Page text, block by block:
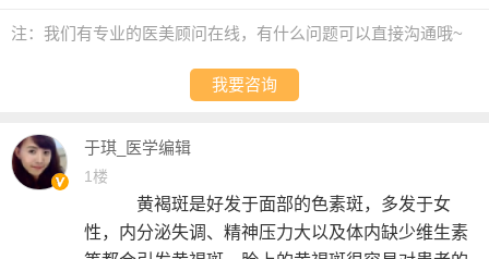
注：我们有专业的医美顾问在线，有什么问题可以直接沟通哦~
我要咨询
于琪_医学编辑
1楼
黄褐斑是好发于面部的色素斑，多发于女
性，内分泌失调、精神压力大以及体内缺少维生素